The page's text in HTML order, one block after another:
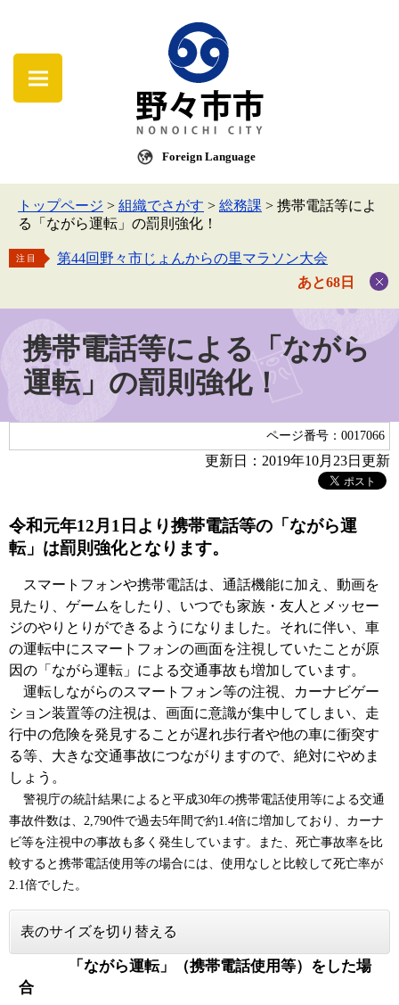
Foreign Language
トップページ > 組織でさがす > 総務課 > 携帯電話等によ
る「ながら運転」の罰則強化！
注目
第44回野々市じょんからの里マラソン大会
あと68日
携帯電話等による「ながら
運転」の罰則強化！
ページ番号：0017066
更新日：2019年10月23日更新
令和元年12月1日より携帯電話等の「ながら運
転」は罰則強化となります。
スマートフォンや携帯電話は、通話機能に加え、動画を
見たり、ゲームをしたり、いつでも家族・友人とメッセー
ジのやりとりができるようになりました。それに伴い、車
の運転中にスマートフォンの画面を注視していたことが原
因の「ながら運転」による交通事故も増加しています。
運転しながらのスマートフォン等の注視、カーナビゲー
ション装置等の注視は、画面に意識が集中してしまい、走
行中の危険を発見することが遅れ歩行者や他の車に衝突す
る等、大きな交通事故につながりますので、絶対にやめま
しょう。
警視庁の統計結果によると平成30年の携帯電話使用等による交通
事故件数は、2,790件で過去5年間で約1.4倍に増加しており、カーナ
ビ等を注視中の事故も多く発生しています。また、死亡事故率を比
較すると携帯電話使用等の場合には、使用なしと比較して死亡率が
2.1倍でした。
表のサイズを切り替える
「ながら運転」（携帯電話使用等）をした場
合